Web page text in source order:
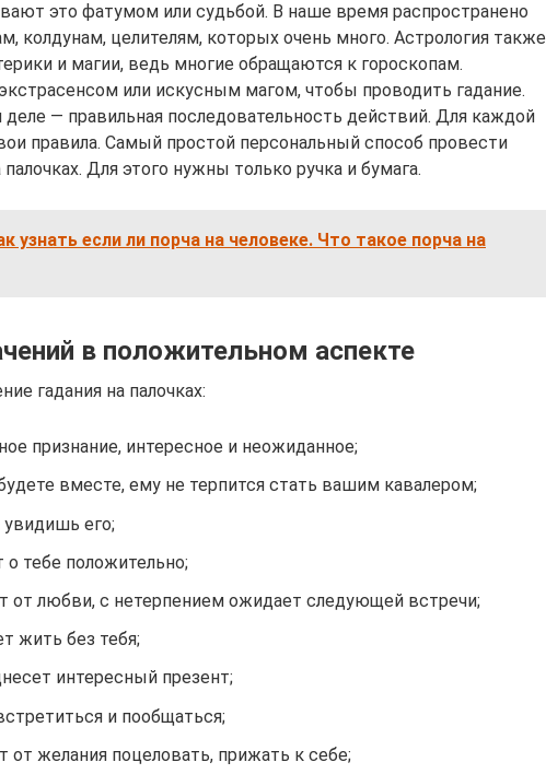
это фатумом или судьбой. В наше время распространено
колдунам, целителям, которых очень много. Астрология также
и магии, ведь многие обращаются к гороскопам.
или искусным магом, чтобы проводить гадание.
— правильная последовательность действий. Для каждой
правила. Самый простой персональный способ провести
Для этого нужны только ручка и бумага.
узнать если ли порча на человеке. Что такое порча на
в положительном аспекте
гадания на палочках:
признание, интересное и неожиданное;
вместе, ему не терпится стать вашим кавалером;
увидишь его;
тебе положительно;
от любви, с нетерпением ожидает следующей встречи;
жить без тебя;
интересный презент;
и пообщаться;
от желания поцеловать, прижать к себе;